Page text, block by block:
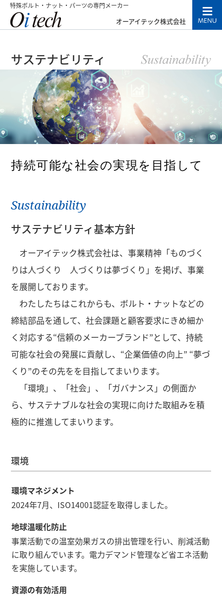
特殊ボルト・ナット・パーツの専門メーカー
オーアイテック株式会社
サステナビリティ
持続可能な社会の実現を目指して
Sustainability
サステナビリティ基本方針
オーアイテック株式会社は、事業精神「ものづく
りは人づくり 人づくりは夢づくり」を掲げ、事業
を展開しております。
わたしたちはこれからも、ボルト・ナットなどの
締結部品を通して、社会課題と顧客要求にきめ細か
く対応する“信頼のメーカーブランド”として、持続
可能な社会の発展に貢献し、“企業価値の向上” “夢づ
くり”のその先をを目指してまいります。
「環境」、「社会」、「ガバナンス」の側面か
ら、サステナブルな社会の実現に向けた取組みを積
極的に推進してまいります。
環境
環境マネジメント
2024年7月、ISO14001認証を取得しました。
地球温暖化防止
事業活動での温室効果ガスの排出管理を行い、削減活動
に取り組んでいます。電力デマンド管理など省エネ活動
を実施しています。
資源の有効活用